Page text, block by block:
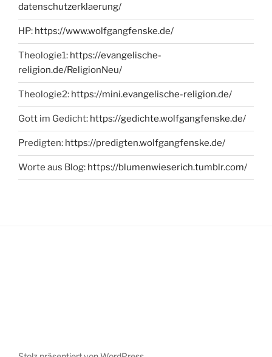
datenschutzerklaerung/
HP: https://www.wolfgangfenske.de/
Theologie1: https://evangelische-
religion.de/ReligionNeu/
Theologie2: https://mini.evangelische-religion.de/
Gott im Gedicht: https://gedichte.wolfgangfenske.de/
Predigten: https://predigten.wolfgangfenske.de/
Worte aus Blog: https://blumenwieserich.tumblr.com/